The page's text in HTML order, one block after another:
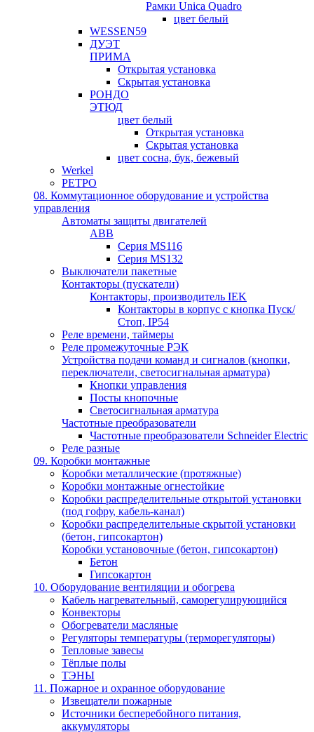
Рамки Unica Quadro
цвет белый
WESSEN59
ДУЭТ
ПРИМА
Открытая установка
Скрытая установка
РОНДО
ЭТЮД
цвет белый
Открытая установка
Скрытая установка
цвет сосна, бук, бежевый
Werkel
РЕТРО
08. Коммутационное оборудование и устройства
управления
Автоматы защиты двигателей
ABB
Серия MS116
Серия MS132
Выключатели пакетные
Контакторы (пускатели)
Контакторы, производитель IEK
Контакторы в корпус с кнопка Пуск/
Стоп, IP54
Реле времени, таймеры
Реле промежуточные РЭК
Устройства подачи команд и сигналов (кнопки,
переключатели, светосигнальная арматура)
Кнопки управления
Посты кнопочные
Светосигнальная арматура
Частотные преобразователи
Частотные преобразователи Schneider Electric
Реле разные
09. Коробки монтажные
Коробки металлические (протяжные)
Коробки монтажные огнестойкие
Коробки распределительные открытой установки
(под гофру, кабель-канал)
Коробки распределительные скрытой установки
(бетон, гипсокартон)
Коробки установочные (бетон, гипсокартон)
Бетон
Гипсокартон
10. Оборудование вентиляции и обогрева
Кабель нагревательный, саморегулирующийся
Конвекторы
Обогреватели масляные
Регуляторы температуры (терморегуляторы)
Тепловые завесы
Тёплые полы
ТЭНЫ
11. Пожарное и охранное оборудование
Извещатели пожарные
Источники бесперебойного питания,
аккумуляторы